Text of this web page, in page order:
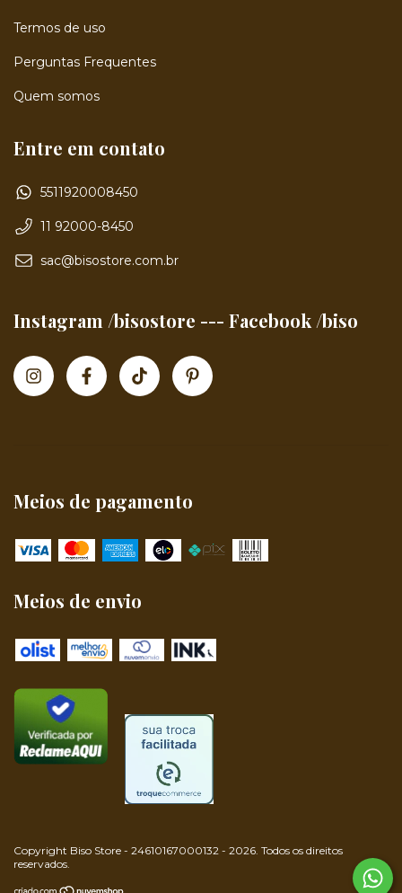
Termos de uso
Perguntas Frequentes
Quem somos
Entre em contato
5511920008450
11 92000-8450
sac@bisostore.com.br
Instagram /bisostore --- Facebook /biso
Meios de pagamento
Meios de envio
Copyright Biso Store - 24610167000132 - 2026. Todos os direitos
reservados.